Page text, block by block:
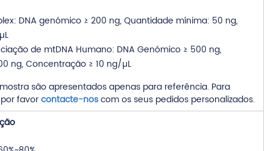
DNA genómico ≥ 200 ng, Quantidade mínima: 50 ng,
de mtDNA Humano: DNA Genómico ≥ 500 ng,
ng, Concentração ≥ 10 ng/µL
são apresentados apenas para referência. Para
favorcontacte-noscom os seus pedidos personalizados.